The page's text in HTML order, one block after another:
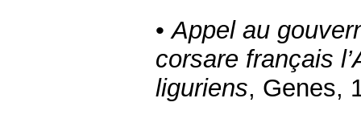
•Appel au
corsare français
liguriens, Genes,